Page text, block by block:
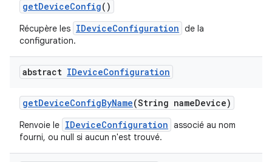
getDeviceConfig()
Récupère les IDeviceConfiguration de la
configuration.
abstract IDeviceConfiguration
getDeviceConfigByName(String nameDevice)
Renvoie le IDeviceConfiguration associé au nom
fourni, ou null si aucun n'est trouvé.